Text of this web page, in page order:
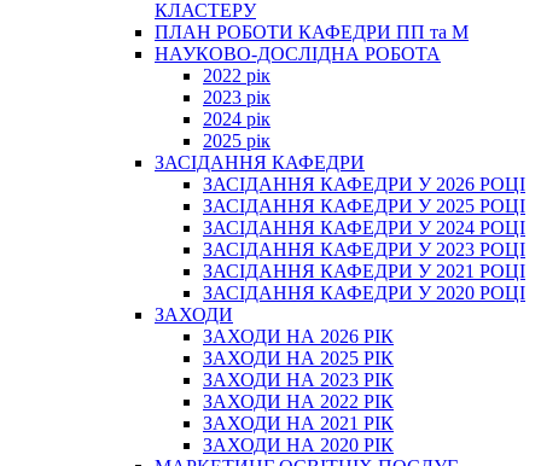
КЛАСТЕРУ
ПЛАН РОБОТИ КАФЕДРИ ПП та М
НАУКОВО-ДОСЛІДНА РОБОТА
2022 рік
2023 рік
2024 рік
2025 рік
ЗАСІДАННЯ КАФЕДРИ
ЗАСІДАННЯ КАФЕДРИ У 2026 РОЦІ
ЗАСІДАННЯ КАФЕДРИ У 2025 РОЦІ
ЗАСІДАННЯ КАФЕДРИ У 2024 РОЦІ
ЗАСІДАННЯ КАФЕДРИ У 2023 РОЦІ
ЗАСІДАННЯ КАФЕДРИ У 2021 РОЦІ
ЗАСІДАННЯ КАФЕДРИ У 2020 РОЦІ
ЗАХОДИ
ЗАХОДИ НА 2026 РІК
ЗАХОДИ НА 2025 РІК
ЗАХОДИ НА 2023 РІК
ЗАХОДИ НА 2022 РІК
ЗАХОДИ НА 2021 РІК
ЗАХОДИ НА 2020 РІК